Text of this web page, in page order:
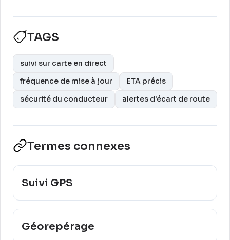
TAGS
suivi sur carte en direct
fréquence de mise à jour
ETA précis
sécurité du conducteur
alertes d'écart de route
Termes connexes
Suivi GPS
Géorepérage